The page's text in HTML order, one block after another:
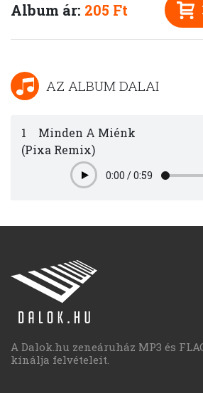
Album ár: 205 Ft
AZ ALBUM DALAI
1
Minden A Miénk
(Pixa Remix)
Play0:00 /0:59
A Dalok.hu zeneáruház MP3 és
kínálja felvételeit.